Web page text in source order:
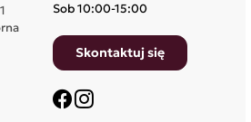
Sob 10:00-15:00
Skontaktuj się